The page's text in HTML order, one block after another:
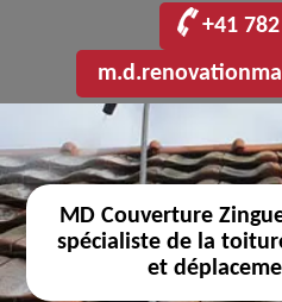
+41
MD Couverture
spécialiste de la
et